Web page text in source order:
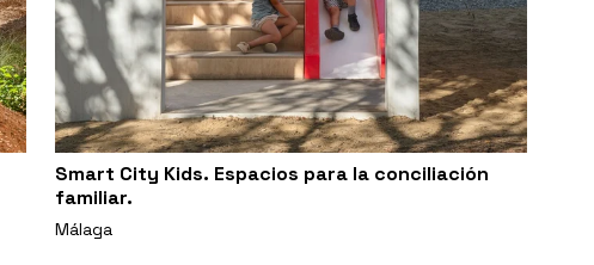
Smart City Kids. Espacios para la conciliación
familiar.
Málaga